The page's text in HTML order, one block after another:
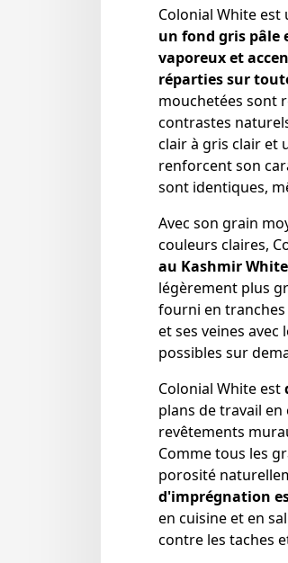
Colonial White est
un fond gris pâle
vaporeux et
réparties sur
mouchetées sont
contrastes
clair à gris clair et
renforcent son
sont identiques,
Avec son grain
couleurs claires,
au Kashmir White
légèrement plus
fourni en tranches
et ses veines
possibles sur
Colonial White est
plans de travail
revêtements
Comme tous les
porosité
d'imprégnation
en cuisine et en
contre les taches